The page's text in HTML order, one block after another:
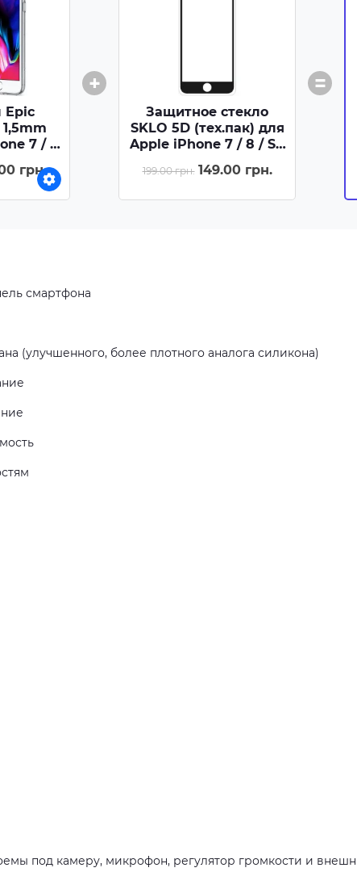
Epic
7 / 8
грн.
+
Защитное стекло
SKLO 5D (тех.пак) для
Apple iPhone 7 / 8 / SE
Белая подложка
199.00 грн. 149.00 грн.
=
смартфона
(улучшенного, более плотного аналога силикона)
под камеру, микрофон, регулятор громкости и